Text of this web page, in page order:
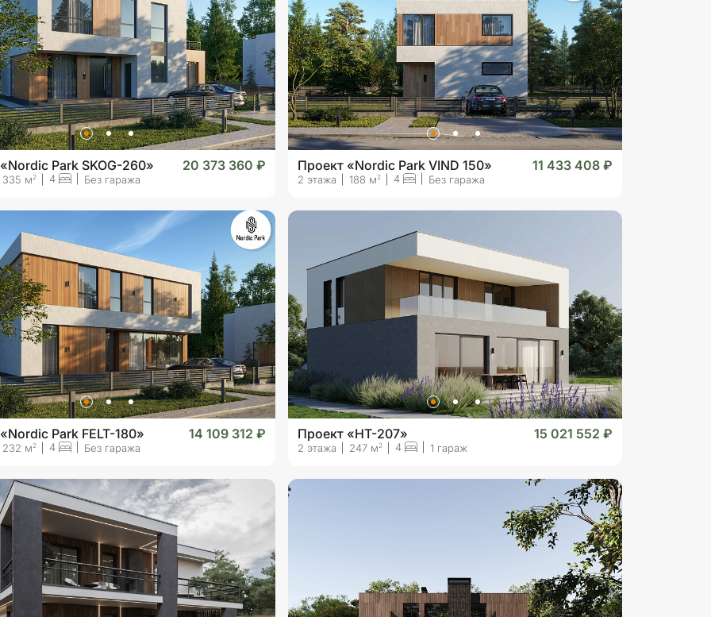
Park SKOG-260» 20 373 360 ₽
335 м2 4 Без гаража
Проект «Nordic Park VIND 150» 11 433 408 ₽
2 этажа 188 м2 4 Без гаража
Park FELT-180» 14 109 312 ₽
232 м2 4 Без гаража
Проект «HT-207» 15 021 552 ₽
2 этажа 247 м2 4 1 гараж